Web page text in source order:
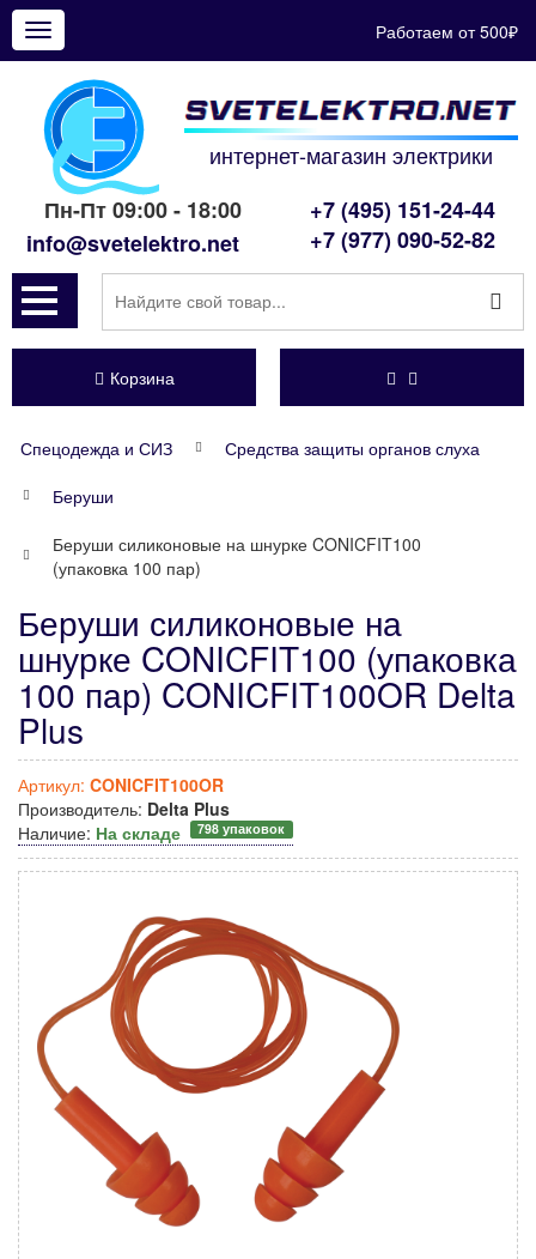
Показать
меню
Работаем от 500₽
интернет-магазин электрики
Пн-Пт 09:00 - 18:00
info@svetelektro.net
+7 (495) 151-24-44
+7 (977) 090-52-82
Корзина
Спецодежда и СИЗ
Средства защиты органов слуха
Беруши
Беруши силиконовые на шнурке CONICFIT100
(упаковка 100 пар)
Беруши силиконовые на
шнурке CONICFIT100 (упаковка
100 пар) CONICFIT100OR Delta
Plus
Артикул: CONICFIT100OR
Производитель: Delta Plus
Наличие: На складе 798 упаковок